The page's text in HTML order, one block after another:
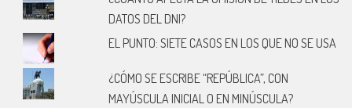
DATOS DEL DNI?
EL PUNTO: SIETE CASOS EN LOS QUE NO SE USA
¿CÓMO SE ESCRIBE “REPÚBLICA”, CON
MAYÚSCULA INICIAL O EN MINÚSCULA?